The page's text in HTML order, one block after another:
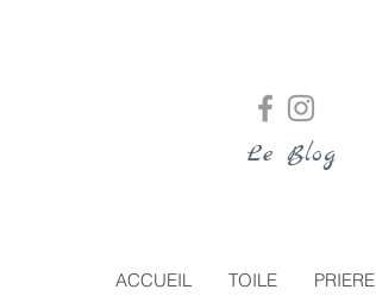
Le Blog
ACCUEIL TOILE PRIERE